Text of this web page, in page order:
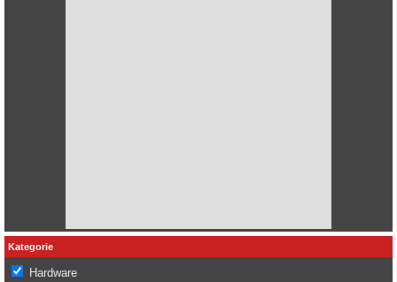
Kategorie
Hardware